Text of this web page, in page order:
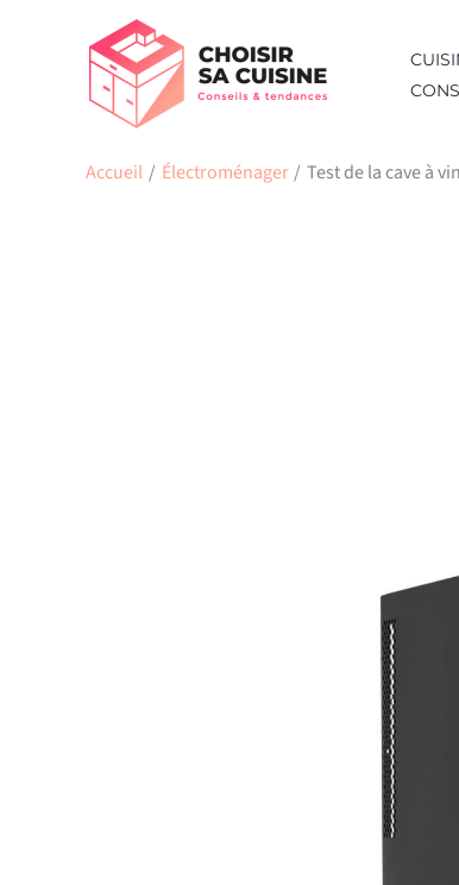
Accueil Électroménager Test de la cave à